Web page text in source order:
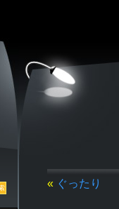
« ぐったり